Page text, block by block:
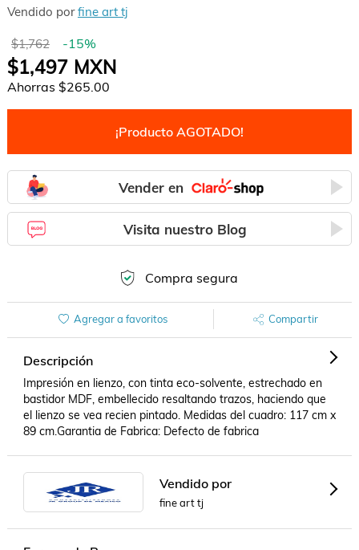
Vendido porfine art tj
$1,762 -15%
$1,497MXN
Ahorras $265.00
¡Producto AGOTADO!
Vender en
Visita nuestro Blog
Compra segura
Agregar a favoritos Compartir
Descripción
Impresión en lienzo, con tinta eco-solvente, estrechado en
bastidor MDF, embellecido resaltando trazos, haciendo que
el lienzo se vea recien pintado. Medidas del cuadro: 117 cm x
89 cm.Garantia de Fabrica: Defecto de fabrica
Vendido por
fine art tj